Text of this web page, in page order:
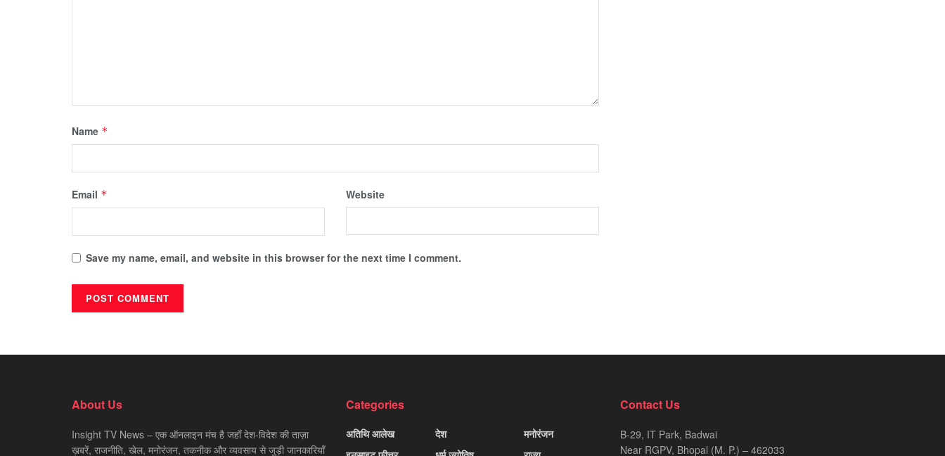
Name *
Email * Website
Save my name, email, and website in this browser for the next time I comment.
About Us
Insight TV News – एक ऑनलाइन मंच है जहाँ देश-विदेश की ताज़ा
ख़बरें, राजनीति, खेल, मनोरंजन, तकनीक और व्यवसाय से जुड़ी जानकारियाँ
Categories
अतिथि आलेख
देश
मनोरंजन
Contact Us
B-29, IT Park, Badwai
Near RGPV, Bhopal (M. P.) – 462033